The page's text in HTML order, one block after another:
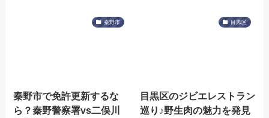
秦野市
秦野市で免許更新するな
ら？秦野警察署vs二俣川
目黒区
目黒区のジビエレストラン
巡り♪野生肉の魅力を発見